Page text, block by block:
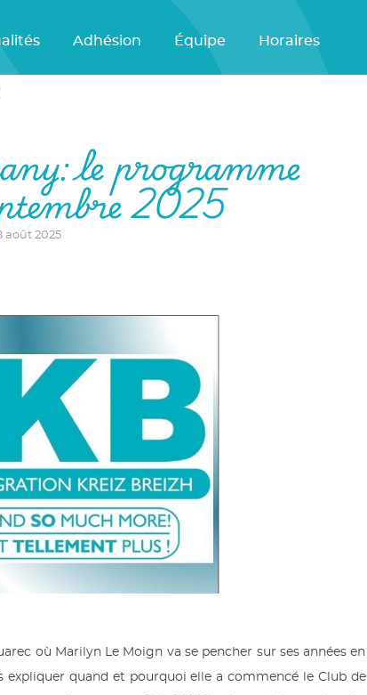
Adhésion Équipe Horaires
le programme
2025
août 2025
où Marilyn Le Moign va se pencher sur ses années en
expliquer quand et pourquoi elle a commencé le Club de